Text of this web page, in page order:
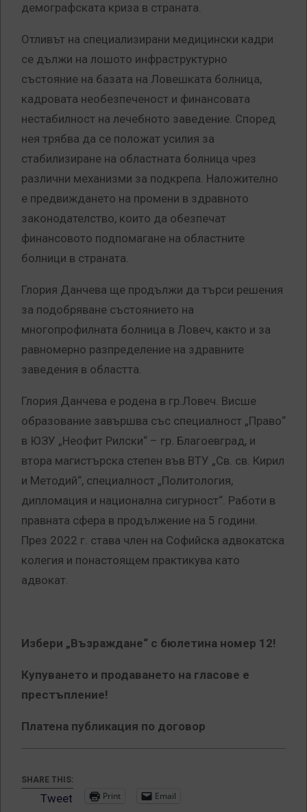
демографската криза в страната.
Отливът на специализирани медицински кадри
се дължи на лошото инфраструктурно
състояние на базата на Ловешката болница,
кадровата необезпеченост и финансовата
нестабилност на лечебното заведение. Според
нея трябва да се положат усилия за
стабилизиране на областната болница чрез
различни механизми за подкрепа. Наложително
е предвиждането на промени в здравното
законодателство, които да обезпечат
финансовото подпомагане на областните
болници в страната.
Глория Данчева ще продължи да търси решения
за подобряване състоянието на
многопрофилната болница в Ловеч, както и за
равномерно разпределение на здравните
заведения в областта.
Глория Данчева е родена в гр.Ловеч. Висше
образование завършва със специалност „Право“
в ЮЗУ „Неофит Рилски“ – гр. Благоевград, и
втора магистърска степен във ВТУ „Св. св. Кирил
и Методий“, специалност „Политология,
дипломация и национална сигурност“. Работи в
правната сфера в продължение на 5 години.
През 2022 г. става член на Софийска адвокатска
колегия и понастоящем практикува като
адвокат.
Избери „Възраждане“ с бюлетина номер 12!
Купуването и продаването на гласове е
престъпление!
Платена публикация по договор
SHARE THIS:
Tweet Print Email